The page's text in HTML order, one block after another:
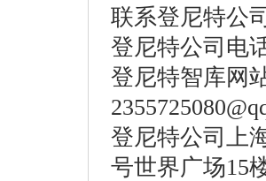
联系登尼特公
登尼特公司电
登尼特智库网
登尼特公司上
号世界广场15